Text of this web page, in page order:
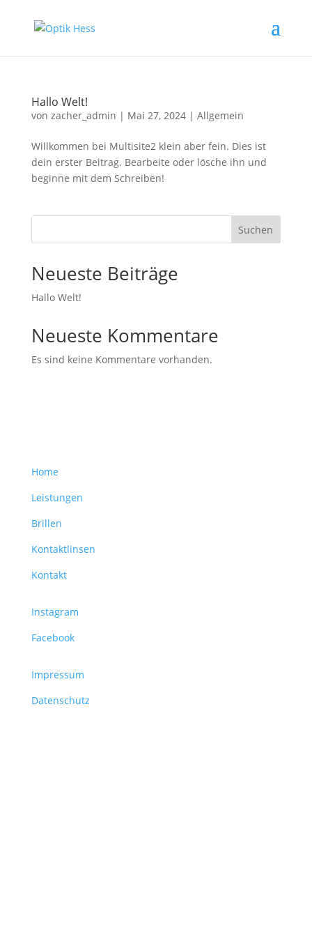
Hallo Welt!
von zacher_admin | Mai 27, 2024| Allgemein
Willkommen bei Multisite2 klein aber fein. Dies ist
dein erster Beitrag. Bearbeite oder lösche ihn und
beginne mit dem Schreiben!
Suchen
Neueste Beiträge
Hallo Welt!
Neueste Kommentare
Es sind keine Kommentare vorhanden.
Home
Leistungen
Brillen
Kontaktlinsen
Kontakt
Instagram
Facebook
Impressum
Datenschutz